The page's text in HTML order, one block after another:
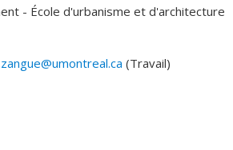
- École d'urbanisme et d'architecture
(Travail)